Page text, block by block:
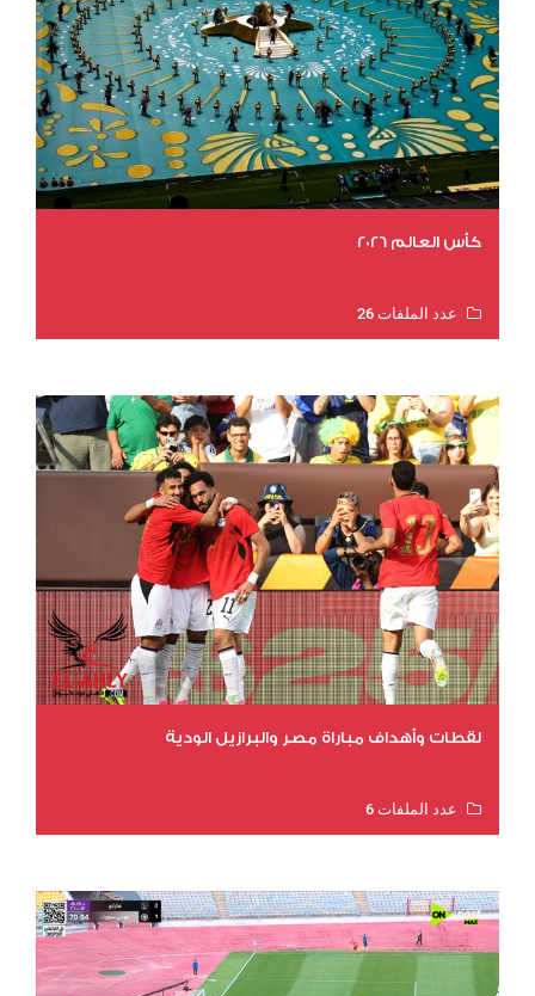
كأس العالم 2026
عدد الملفات 26
لقطات وأهداف مباراة مصر والبرازيل الودية
عدد الملفات 6